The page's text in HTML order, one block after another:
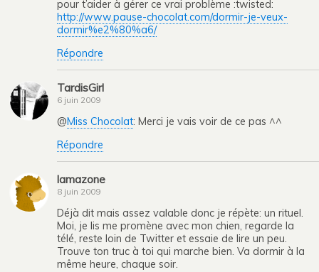
pour t’aider à gérer ce vrai problème :twisted:
http://www.pause-chocolat.com/dormir-je-veux-
dormir%e2%80%a6/
Répondre
TardisGirl
6 juin 2009
@Miss Chocolat: Merci je vais voir de ce pas ^^
Répondre
lamazone
8 juin 2009
Déjà dit mais assez valable donc je répète: un rituel.
Moi, je lis me promène avec mon chien, regarde la
télé, reste loin de Twitter et essaie de lire un peu.
Trouve ton truc à toi qui marche bien. Va dormir à la
même heure, chaque soir.